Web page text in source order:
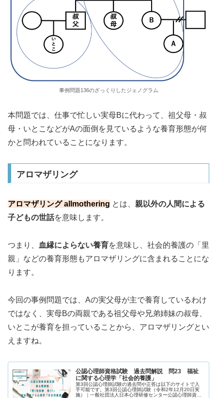
事例問題136のざっくりしたジェノグラム
本問題では、仕事で忙しい実母Bに代わって、祖父母・叔
母・いとこなどがAの面倒を見ているような養育形態が何
かと問われていることになります。
アロマザリング
アロマザリング allmothering とは、 親以外の人間による
子どもの世話を意味します。
つまり、 血縁によらない養育を意味し、社会的養護の「里
親」などの養育形態もアロマザリングに含まれることにな
ります。
今回の事例問題では、Aの実父母が主で養育しているわけ
ではなく、実母Bの両親である祖父母や兄弟姉妹の叔母、
いとこが養育を担っていることから、アロマザリングとい
えますね。
公認心理師資格試験 過去問解説 問23 福祉
に関する心理学「社会的養護」
第3回公認心理師試験の過去問や正答は以下のサイトで入
手可能です。第3回公認心理師試験（令和2年12月20日実
施）｜一般社団法人日本心理研修センター公認心理師資格